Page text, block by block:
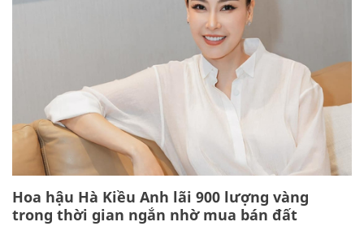
Hoa hậu Hà Kiều Anh lãi 900 lượng vàng
trong thời gian ngắn nhờ mua bán đất